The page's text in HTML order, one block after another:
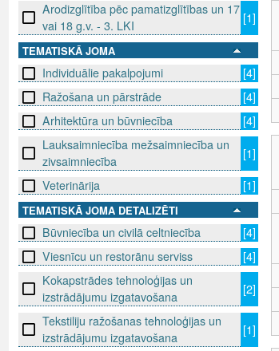
Arodizglītība pēc pamatizglītības un 17
vai 18 g.v. - 3. LKI
[1]
TEMATISKĀ JOMA
Individuālie pakalpojumi
[4]
Ražošana un pārstrāde
[4]
Arhitektūra un būvniecība
[4]
Lauksaimniecība mežsaimniecība un
zivsaimniecība
[1]
Veterinārija
[1]
TEMATISKĀ JOMA DETALIZĒTI
Būvniecība un civilā celtniecība
[4]
Viesnīcu un restorānu serviss
[4]
Kokapstrādes tehnoloģijas un
izstrādājumu izgatavošana
[2]
Tekstiliju ražošanas tehnoloģijas un
izstrādājumu izgatavošana
[1]